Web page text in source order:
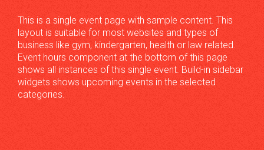
This is a single event page with sample content. This
layout is suitable for most websites and types of
business like gym, kindergarten, health or law related.
Event hours component at the bottom of this page
shows all instances of this single event. Build-in sidebar
widgets shows upcoming events in the selected
categories.